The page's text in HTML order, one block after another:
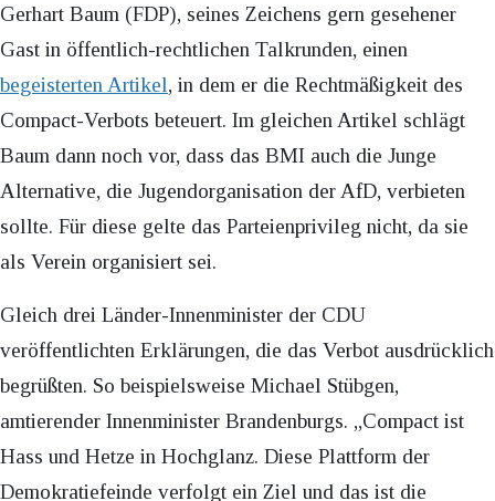
Gerhart Baum (FDP), seines Zeichens gern gesehener
Gast in öffentlich-rechtlichen Talkrunden, einen
begeisterten Artikel, in dem er die Rechtmäßigkeit des
Compact-Verbots beteuert. Im gleichen Artikel schlägt
Baum dann noch vor, dass das BMI auch die Junge
Alternative, die Jugendorganisation der AfD, verbieten
sollte. Für diese gelte das Parteienprivileg nicht, da sie
als Verein organisiert sei.
Gleich drei Länder-Innenminister der CDU
veröffentlichten Erklärungen, die das Verbot ausdrücklich
begrüßten. So beispielsweise Michael Stübgen,
amtierender Innenminister Brandenburgs. „Compact ist
Hass und Hetze in Hochglanz. Diese Plattform der
Demokratiefeinde verfolgt ein Ziel und das ist die